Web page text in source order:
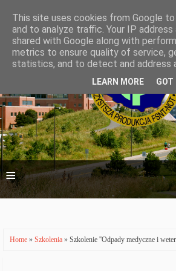
≡
Home » Szkolenia » Szkolenie ''Odpady medyczne i
This site uses cookies from Google
and to analyze traffic. Your IP address
shared with Google along with
metrics to ensure quality of service,
statistics, and to detect and address
LEARN MORE GOT